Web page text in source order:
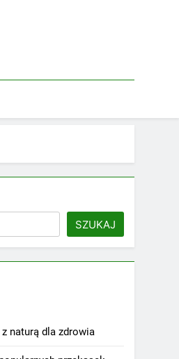
SZUKAJ
naturą dla zdrowia